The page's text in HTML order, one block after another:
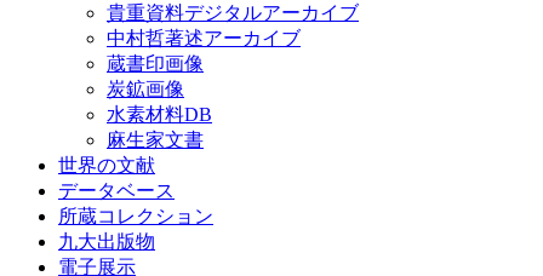
貴重資料デジタルアーカイブ
中村哲著述アーカイブ
蔵書印画像
炭鉱画像
水素材料DB
麻生家文書
世界の文献
データベース
所蔵コレクション
九大出版物
電子展示